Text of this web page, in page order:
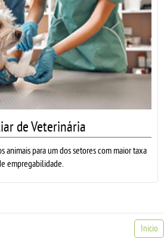
de Veterinária
animais para um dos setores com maior taxa
empregabilidade.
Inicio